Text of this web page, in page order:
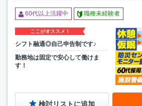
60代以上活躍中 職種未経験者
ここがオススメ！
シフト融通◎自己申告制です♪
勤務地は固定で安心して働けま
す！
検討リストに追加